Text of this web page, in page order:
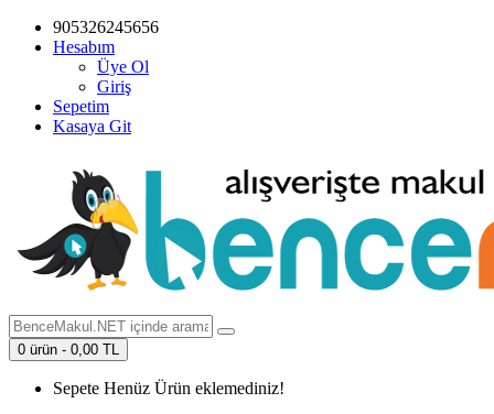
905326245656
Hesabım
Üye Ol
Giriş
Sepetim
Kasaya Git
0 ürün - 0,00 TL
Sepete Henüz Ürün eklemediniz!